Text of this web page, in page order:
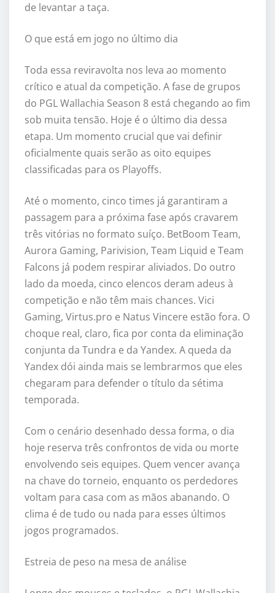
de levantar a taça.
O que está em jogo no último dia
Toda essa reviravolta nos leva ao momento
crítico e atual da competição. A fase de grupos
do PGL Wallachia Season 8 está chegando ao fim
sob muita tensão. Hoje é o último dia dessa
etapa. Um momento crucial que vai definir
oficialmente quais serão as oito equipes
classificadas para os Playoffs.
Até o momento, cinco times já garantiram a
passagem para a próxima fase após cravarem
três vitórias no formato suíço. BetBoom Team,
Aurora Gaming, Parivision, Team Liquid e Team
Falcons já podem respirar aliviados. Do outro
lado da moeda, cinco elencos deram adeus à
competição e não têm mais chances. Vici
Gaming, Virtus.pro e Natus Vincere estão fora. O
choque real, claro, fica por conta da eliminação
conjunta da Tundra e da Yandex. A queda da
Yandex dói ainda mais se lembrarmos que eles
chegaram para defender o título da sétima
temporada.
Com o cenário desenhado dessa forma, o dia
hoje reserva três confrontos de vida ou morte
envolvendo seis equipes. Quem vencer avança
na chave do torneio, enquanto os perdedores
voltam para casa com as mãos abanando. O
clima é de tudo ou nada para esses últimos
jogos programados.
Estreia de peso na mesa de análise